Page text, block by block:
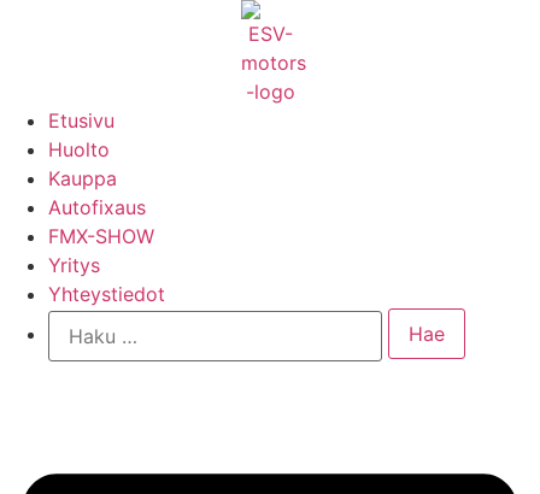
Etusivu
Huolto
Kauppa
Autofixaus
FMX-SHOW
Yritys
Yhteystiedot